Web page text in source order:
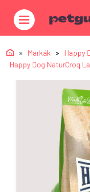
» Márkák » Happy
Happy Dog NaturCroq